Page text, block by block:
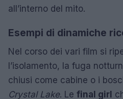
all’interno del mito.
Esempi di dinamiche
Nel corso dei vari film si
l’isolamento, la fuga
chiusi come cabine o i
Crystal Lake. Le final girl